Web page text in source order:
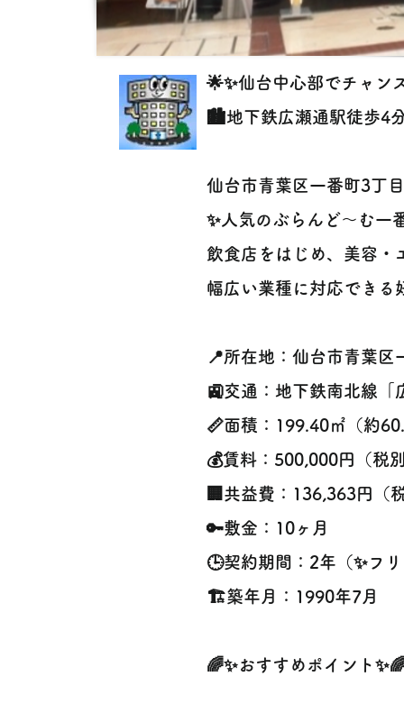
🌟✨仙台中心部でチャン
🏙️地下鉄広瀬通駅徒歩4
仙台市青葉区一番町3丁
✨人気のぶらんど〜む一
飲食店をはじめ、美容・
幅広い業種に対応できる
📍所在地：仙台市青葉区
🚉交通：地下鉄南北線「
📏面積：199.40㎡（約
💰賃料：500,000円（税
🏢共益費：136,363円（
🔑敷金：10ヶ月
🕒契約期間：2年（✨フ
🏗️築年月：1990年7月
🌈✨おすすめポイント